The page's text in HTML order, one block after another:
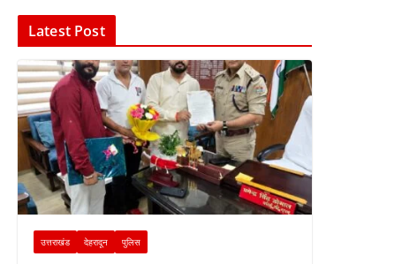
Latest Post
उत्तराखंड देहरादून पुलिस